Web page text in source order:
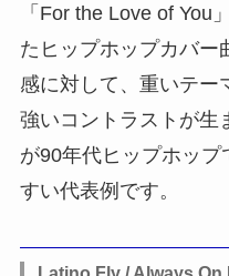
「For the Love of You
たヒップホップカバー
感に対して、重いテー
強いコントラストが生
が90年代ヒップホッ
すい代表例です。